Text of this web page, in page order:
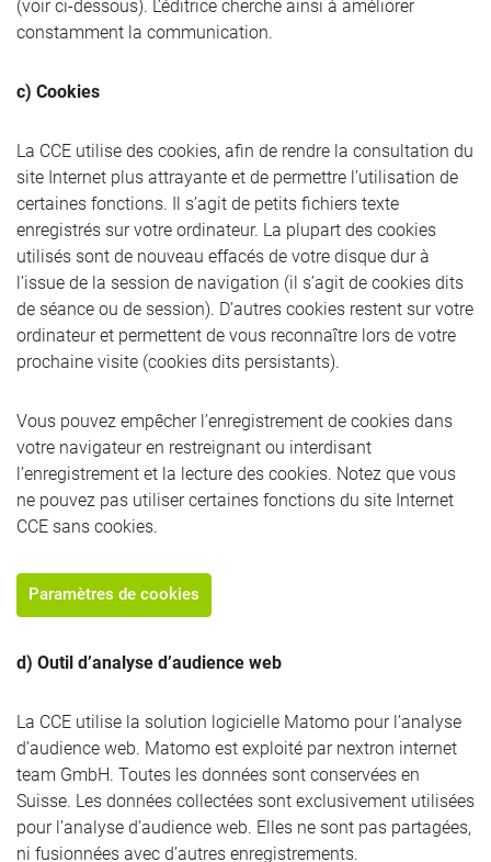
(voir ci-dessous). L’éditrice cherche ainsi à améliorer
constamment la communication.
c) Cookies
La CCE utilise des cookies, afin de rendre la consultation du
site Internet plus attrayante et de permettre l’utilisation de
certaines fonctions. Il s’agit de petits fichiers texte
enregistrés sur votre ordinateur. La plupart des cookies
utilisés sont de nouveau effacés de votre disque dur à
l’issue de la session de navigation (il s’agit de cookies dits
de séance ou de session). D’autres cookies restent sur votre
ordinateur et permettent de vous reconnaître lors de votre
prochaine visite (cookies dits persistants).
Vous pouvez empêcher l’enregistrement de cookies dans
votre navigateur en restreignant ou interdisant
l’enregistrement et la lecture des cookies. Notez que vous
ne pouvez pas utiliser certaines fonctions du site Internet
CCE sans cookies.
Paramètres de cookies
d) Outil d’analyse d’audience web
La CCE utilise la solution logicielle Matomo pour l’analyse
d’audience web. Matomo est exploité par nextron internet
team GmbH. Toutes les données sont conservées en
Suisse. Les données collectées sont exclusivement utilisées
pour l’analyse d’audience web. Elles ne sont pas partagées,
ni fusionnées avec d’autres enregistrements.